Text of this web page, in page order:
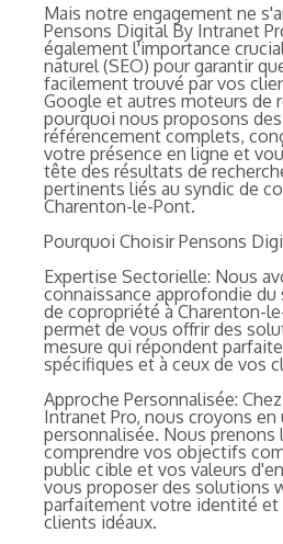
Mais notre engagement ne
Pensons Digital By Intranet
également l'importance
naturel (SEO) pour garantir
facilement trouvé par vos
Google et autres moteurs de
pourquoi nous proposons
référencement complets,
votre présence en ligne et
tête des résultats de
pertinents liés au syndic de
Charenton-le-Pont.
Pourquoi Choisir Pensons
Expertise Sectorielle: Nous
connaissance approfondie du
de copropriété à Charenton-
permet de vous offrir des
mesure qui répondent
spécifiques et à ceux de vos
Approche Personnalisée:
Intranet Pro, nous croyons en
personnalisée. Nous prenons
comprendre vos objectifs
public cible et vos valeurs
vous proposer des solutions
parfaitement votre identité et
clients idéaux.